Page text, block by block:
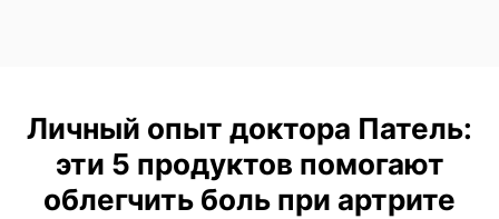
Личный опыт доктора Патель:
эти 5 продуктов помогают
облегчить боль при артрите